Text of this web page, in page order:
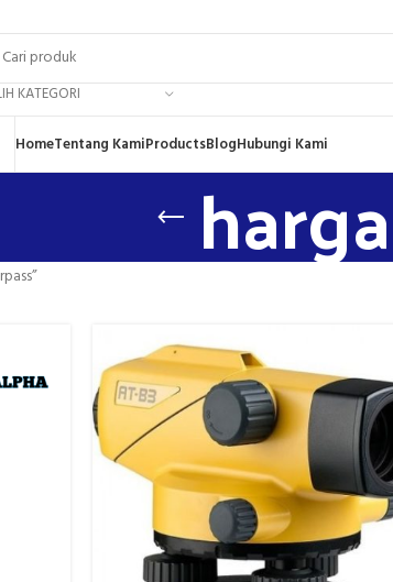
KATEGORI
HomeTentang KamiProductsBlogHubungi Kami